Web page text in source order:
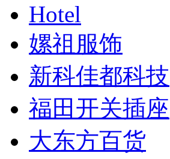
Hotel
嫘祖服饰
新科佳都科技
福田开关插座
大东方百货